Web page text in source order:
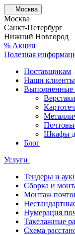
Москва
Москва
Санкт-Петербург
Нижний Новгород
% Акции
Полезная
Поставщикам
Наши клиенты
Выполненные
Шкафы
Блог
Услуги
Тендеры и
Сборка и
Монтаж
Нумерация
Такелажные
Схема